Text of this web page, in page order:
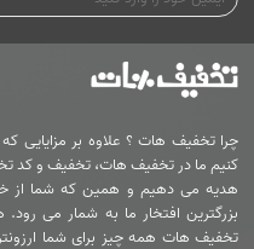
چرا تخفیف هات ؟ علاوه بر مزایایی که
کنیم ما در تخفیف هات، تخفیف و کد
هدیه می دهیم و همین که شما از
بزرگترین افتخار ما به شمار می
تخفیف هات همه چیز برای شما